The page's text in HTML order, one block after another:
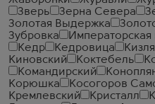
Зверь
Зерна Севера
Золотая Выдержка
Зубровка
Императорская
Кедр
Кедровица
Киновский
Коктебель
Командирский
Корюшка
Косогоров
Кремлевский
Кристалл